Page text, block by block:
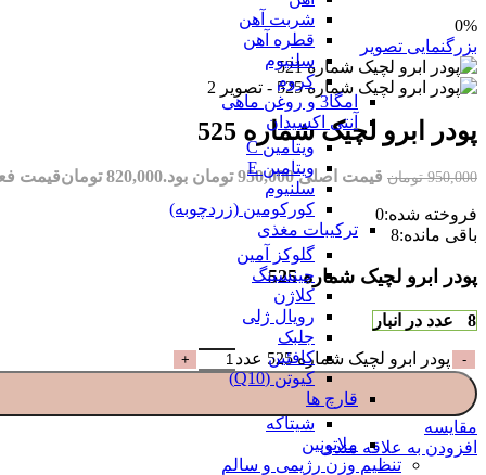
شربت آهن
قطره آهن
سلنیوم
کروم
امگا3 و روغن ماهی
آنتی اکسیدان
ویتامین C
ویتامین E
سلنیوم
کورکومین (زردچوبه)
ترکیبات مغذی
گلوکز آمین
جینسینگ
کلاژن
رویال ژلی
جلبک
کافئین
کیوتن (Q10)
قارچ ها
شیتاکه
ملاتونین
تنظیم وزن رژیمی و سالم
0%
بزرگنمایی تصویر
پودر ابرو لچیک شماره 525
950,000 تومان قیمت اصلی 950,000 تومان بود. 820,000 تومانقیمت فعلی 820,000
فروخته شده:0
باقی مانده:8
پودر ابرو لچیک شماره 525
8 عدد در انبار
پودر ابرو لچیک شماره 525 عدد
مقایسه
افزودن به علاقه مندی